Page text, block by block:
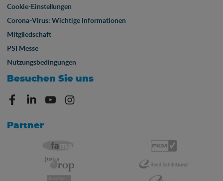
Cookie-Einstellungen
Corona-Virus: Wichtige Informationen
Mitgliedschaft
PSI Messe
Nutzungsbedingungen
Besuchen Sie uns
Partner